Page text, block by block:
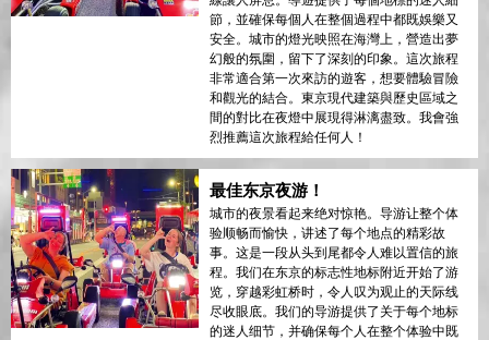
節，並確保每個人在整個過程中都既娛樂又
安全。城市的燈光映照在海灣上，營造出夢
幻般的氛圍，留下了深刻的印象。這次旅程
非常適合第一次來訪的遊客，想要體驗冒險
和觀光的結合。東京現代建築與歷史區域之
間的對比在夜燈中展現得淋漓盡致。我會強
烈推薦這次旅程給任何人！
最佳东京夜游！
城市的夜景看起来绝对惊艳。导游让整个体
验顺畅而愉快，讲述了每个地点的精彩故
事。这是一段从头到尾都令人难以置信的旅
程。我们在东京的标志性地标附近开始了游
览，穿越彩虹桥时，令人叹为观止的天际线
尽收眼底。我们的导游提供了关于每个地标
的迷人细节，并确保每个人在整个体验中既